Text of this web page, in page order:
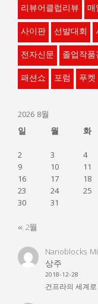
리뷰어클럽리뷰
매
사이판
선발대회
전자신문
졸업작품
패션쇼
포럼 푸켓
2026 8월
일
월 화
2
3 4
9
10 11
16
17 18
23
24 25
30
31
« 2월
Nanoblocks
상주
2018-12-28
건프라의 세계